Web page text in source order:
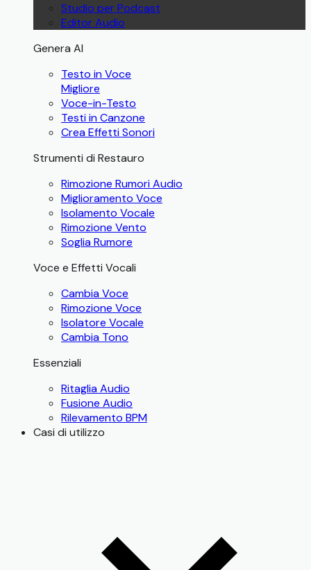
Studio per Podcast
Editor Audio
Genera AI
Testo in Voce
Migliore
Voce-in-Testo
Testi in Canzone
Crea Effetti Sonori
Strumenti di Restauro
Rimozione Rumori Audio
Miglioramento Voce
Isolamento Vocale
Rimozione Vento
Soglia Rumore
Voce e Effetti Vocali
Cambia Voce
Rimozione Voce
Isolatore Vocale
Cambia Tono
Essenziali
Ritaglia Audio
Fusione Audio
Rilevamento BPM
Casi di utilizzo